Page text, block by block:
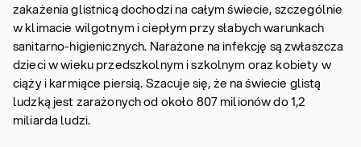
zakażenia glistnicą dochodzi na całym świecie, szczególnie
w klimacie wilgotnym i ciepłym przy słabych warunkach
sanitarno-higienicznych. Narażone na infekcję są zwłaszcza
dzieci w wieku przedszkolnym i szkolnym oraz kobiety w
ciąży i karmiące piersią. Szacuje się, że na świecie glistą
ludzką jest zarażonych od około 807 milionów do 1,2
miliarda ludzi.